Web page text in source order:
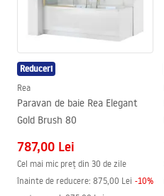
Reduceri
Rea
Paravan de baie Rea Elegant
Gold Brush 80
787,00 Lei
Cel mai mic preț din 30 de zile
înainte de reducere: 875,00 Lei -10%